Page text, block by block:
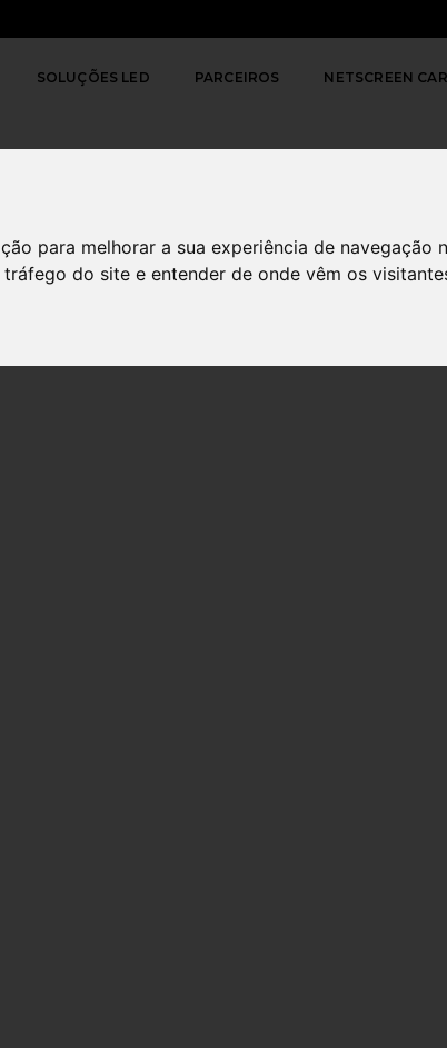
para melhorar a sua experiência de
do site e entender de onde vêm os
SOLUÇÕES LED PARCEIROS NETSCREEN